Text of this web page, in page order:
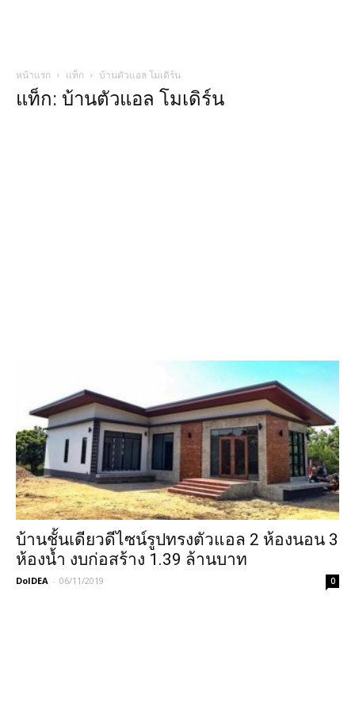
หน้าแรก แท็ก บ้านตัวแอล โมเดิร์น
แท็ก: บ้านตัวแอล โมเดิร์น
บ้านชั้นเดียวดีไซน์รูปทรงตัวแอล 2 ห้องนอน 3
ห้องน้ำ งบก่อสร้าง 1.39 ล้านบาท
DoIDEA - 06/11/2019 0